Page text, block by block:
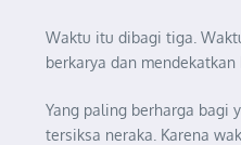
Waktu itu dibagi tiga.
berkarya dan
Yang paling berharga bagi
tersiksa neraka. Karena